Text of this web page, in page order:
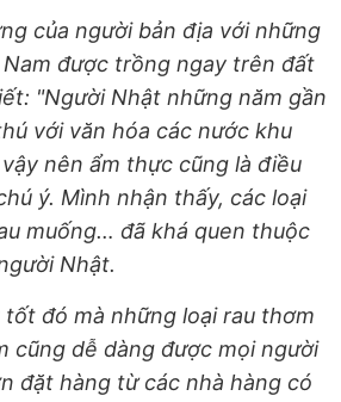
của người bản địa với những
được trồng ngay trên đất
"Người Nhật những năm gần
với văn hóa các nước khu
nên ẩm thực cũng là điều
ý. Mình nhận thấy, các loại
muống… đã khá quen thuộc
Nhật.
đó mà những loại rau thơm
cũng dễ dàng được mọi người
đặt hàng từ các nhà hàng có